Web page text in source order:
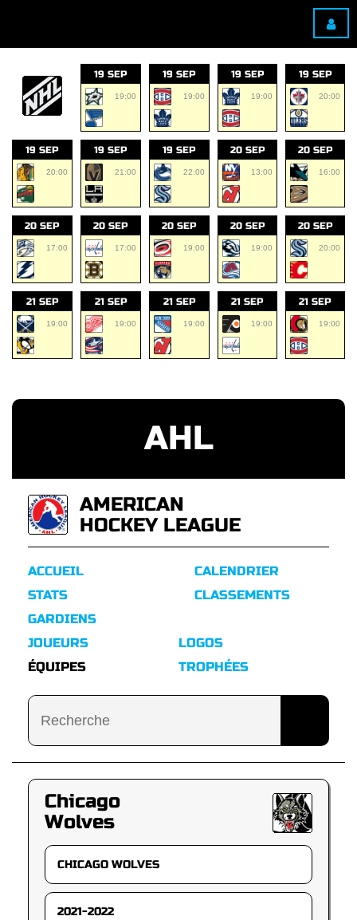
19 SEP
19:00
19 SEP
19:00
19 SEP
19:00
19 SEP
20:00
19 SEP
20:00
19 SEP
21:00
19 SEP
22:00
20 SEP
13:00
20 SEP
16:00
20 SEP
17:00
20 SEP
17:00
20 SEP
19:00
20 SEP
19:00
20 SEP
20:00
21 SEP
19:00
21 SEP
19:00
21 SEP
19:00
21 SEP
19:00
21 SEP
19:00
AHL
AMERICAN
HOCKEY LEAGUE
ACCUEIL
STATS
GARDIENS
CALENDRIER
CLASSEMENTS
JOUEURS
ÉQUIPES
LOGOS
TROPHÉES
Chicago
Wolves